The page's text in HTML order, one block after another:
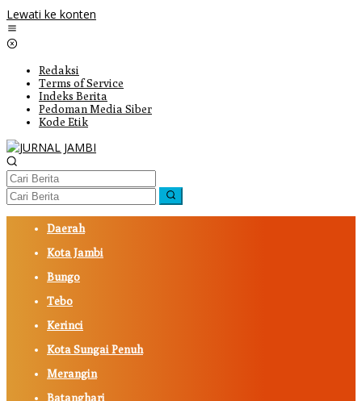
Lewati ke konten
Redaksi
Terms of Service
Indeks Berita
Pedoman Media Siber
Kode Etik
Daerah
Kota Jambi
Bungo
Tebo
Kerinci
Kota Sungai Penuh
Merangin
Batanghari